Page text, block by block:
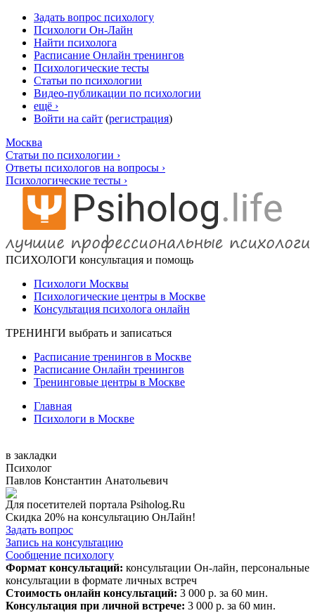
Задать вопрос психологу
Психологи Он-Лайн
Найти психолога
Расписание Онлайн тренингов
Психологические тесты
Статьи по психологии
Видео-публикации по психологии
ещё ›
Войти на сайт (регистрация)
Москва
Статьи по психологии ›
Ответы психологов на вопросы ›
Психологические тесты ›
ПСИХОЛОГИ консультация и помощь
Психологи Москвы
Психологические центры в Москве
Консультация психолога онлайн
ТРЕНИНГИ выбрать и записаться
Расписание тренингов в Москве
Расписание Онлайн тренингов
Тренинговые центры в Москве
Главная
Психологи в Москве
в закладки
Психолог
Павлов Константин Анатольевич
Для посетителей портала Psiholog.Ru
Скидка 20% на консультацию ОнЛайн!
Задать вопрос
Запись на консультацию
Сообщение психологу
Формат консультаций: консультации Он-лайн, персональные
консультации в формате личных встреч
Стоимость онлайн консультаций: 3 000 р. за 60 мин.
Консультация при личной встрече: 3 000 р. за 60 мин.